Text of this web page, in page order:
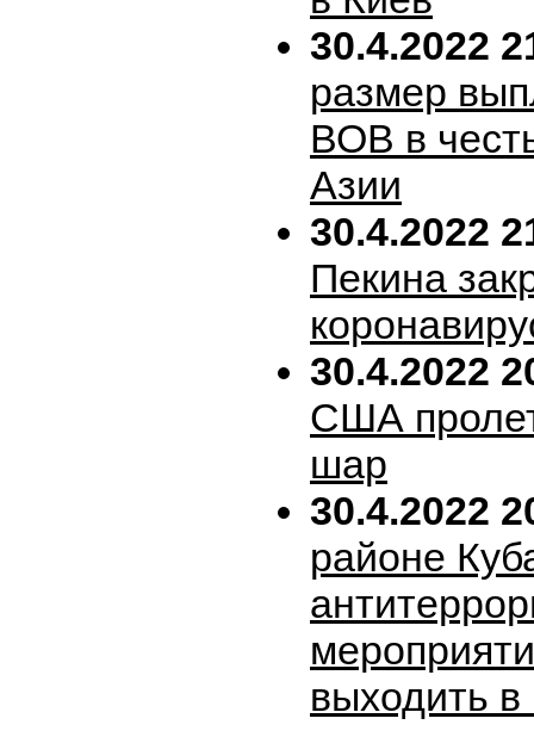
30.4.2022
размер
ВОВ в
Азии
30.4.2022
Пекина
30.4.2022
США
шар
30.4.2022
районе
выходить